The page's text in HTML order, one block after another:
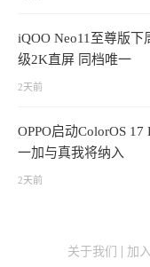
iQOO Neo11至尊版
级2K直屏 同档唯一
2天前
OPPO启动ColorOS 17
一加与真我将纳入
2天前
关于我们 加